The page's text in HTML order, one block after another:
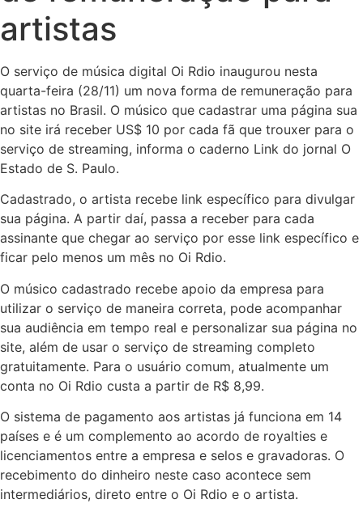
artistas
O serviço de música digital Oi Rdio inaugurou nesta
quarta-feira (28/11) um nova forma de remuneração para
artistas no Brasil. O músico que cadastrar uma página sua
no site irá receber US$ 10 por cada fã que trouxer para o
serviço de streaming, informa o caderno Link do jornal O
Estado de S. Paulo.
Cadastrado, o artista recebe link específico para divulgar
sua página. A partir daí, passa a receber para cada
assinante que chegar ao serviço por esse link específico e
ficar pelo menos um mês no Oi Rdio.
O músico cadastrado recebe apoio da empresa para
utilizar o serviço de maneira correta, pode acompanhar
sua audiência em tempo real e personalizar sua página no
site, além de usar o serviço de streaming completo
gratuitamente. Para o usuário comum, atualmente um
conta no Oi Rdio custa a partir de R$ 8,99.
O sistema de pagamento aos artistas já funciona em 14
países e é um complemento ao acordo de royalties e
licenciamentos entre a empresa e selos e gravadoras. O
recebimento do dinheiro neste caso acontece sem
intermediários, direto entre o Oi Rdio e o artista.